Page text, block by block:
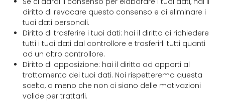
diritto di revocare questo consenso e di eliminare i
tuoi dati personali.
Diritto di trasferire i tuoi dati: hai il diritto di richiedere
tutti i tuoi dati dal controllore e trasferirli tutti quanti
ad un altro controllore.
Diritto di opposizione: hai il diritto ad opporti al
trattamento dei tuoi dati. Noi rispetteremo questa
scelta, a meno che non ci siano delle motivazioni
valide per trattarli.